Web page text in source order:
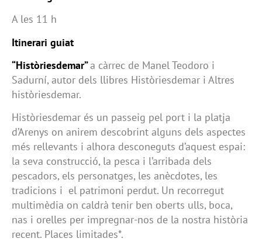
A les 11 h
Itinerari guiat
“Històriesdemar”a càrrec de Manel Teodoro i
Sadurní, autor dels llibres Històriesdemar i Altres
històriesdemar.
Històriesdemar és un passeig pel port i la platja
d’Arenys on anirem descobrint alguns dels aspectes
més rellevants i alhora desconeguts d’aquest espai:
la seva construcció, la pesca i l’arribada dels
pescadors, els personatges, les anècdotes, les
tradicions i el patrimoni perdut. Un recorregut
multimèdia on caldrà tenir ben oberts ulls, boca,
nas i orelles per impregnar-nos de la nostra història
recent. Places limitades*.